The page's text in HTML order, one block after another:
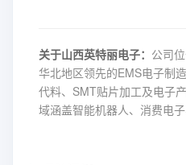
关于山西英特丽电子： 公司
华北地区领先的EMS电子制
代料、SMT贴片加工及电子
域涵盖智能机器人、消费电